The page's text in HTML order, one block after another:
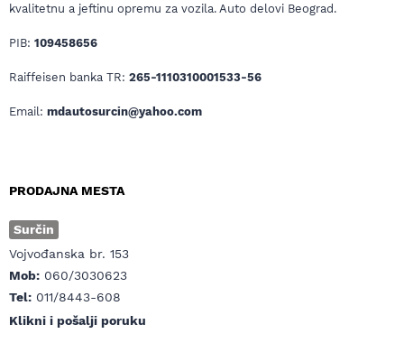
kvalitetnu a jeftinu opremu za vozila. Auto delovi Beograd.
PIB: 109458656
Raiffeisen banka TR: 265-1110310001533-56
Email: mdautosurcin@yahoo.com
PRODAJNA MESTA
Surčin
Vojvođanska br. 153
Mob: 060/3030623
Tel: 011/8443-608
Klikni i pošalji poruku